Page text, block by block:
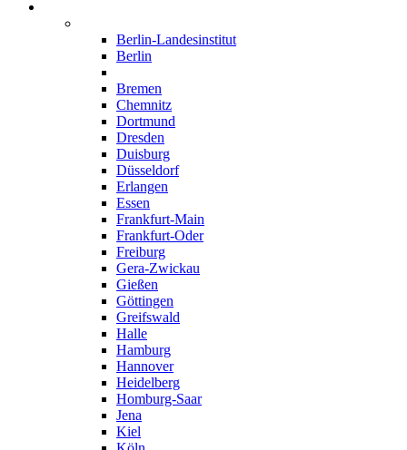
Berlin-Landesinstitut
Berlin
Bremen
Chemnitz
Dortmund
Dresden
Duisburg
Düsseldorf
Erlangen
Essen
Frankfurt-Main
Frankfurt-Oder
Freiburg
Gera-Zwickau
Gießen
Göttingen
Greifswald
Halle
Hamburg
Hannover
Heidelberg
Homburg-Saar
Jena
Kiel